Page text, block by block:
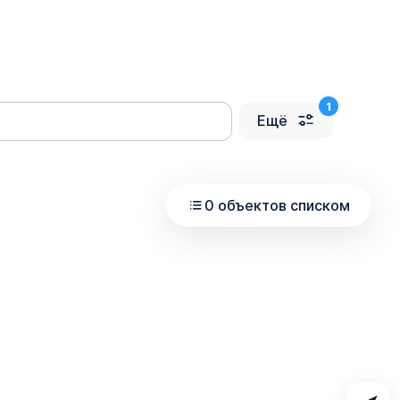
Ещё
0 объектов списком